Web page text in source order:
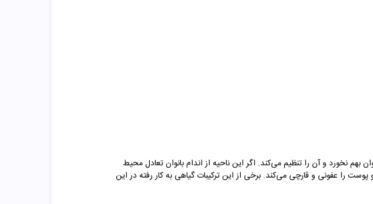
نخورد و آن را تنظیم می‌کند. اگر این ناحیه از اندام بانوان تعادل محیط
را عفونی و قارچی می‌کند. برخی از این ترکیبات گیاهی به کار رفته در این